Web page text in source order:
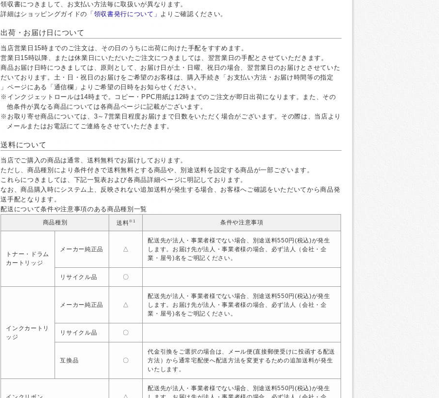
領収書につきまして、お支払い方法毎に取扱いが異なります。
詳細はショッピングガイドの 「領収書発行について」 よりご確認ください。
出荷・お届け日について
当店営業日15時までのご注文は、その日のうちに出荷に向けた手配をすすめます。
営業日15時以降、または休業日にいただいたご注文につきましては、翌営業日の手配とさせていただきます。
商品お届け日時につきましては、原則として、お届け日が土・日曜、祝日の場合、翌営業日のお届けとさせていた
だいております。土・日・祝日のお届けをご希望のお客様は、購入手続き「お支払い方法・お届け時間等の指定
」ページにある「通信欄」よりご希望の日時をお知らせください。
※インクジェットロールは14時まで。コピー・PPC用紙は12時までのご注文が即日出荷になります。また、その
他条件が異なる商品については各商品ページに記載がございます。
※お取り寄せ商品については、3～7営業日程度お届けまで日数をいただく場合がございます。その際は、当店より
メールまたはお電話にてご連絡をさせていただきます。
送料について
当店でご購入の商品は通常、送料無料でお届けしております。
ただし、商品種別により条件付きで送料無料とする商品や、別途送料を設定する商品が一部ございます。
これらにつきましては、下記一覧表および各商品詳細ページに明記しております。
なお、商品購入時にシステム上、反映されない追加送料が発生する場合、お客様へご確認をいただいてから商品発
送手配となります。
配送について条件や注意事項のある商品種別一覧
商品種別 送料※1 条件や注意事項
トナー・ドラム
カートリッジ
メーカー純正品 △
配送先が法人・事業者様でない場合、別途送料550円(税込)が発生
します。お届け先が法人・事業者様の場合、必ず法人（会社・企
業・屋号)名をご明記ください。
リサイクル品 〇
インクカートリ
ッジ
メーカー純正品 △
配送先が法人・事業者様でない場合、別途送料550円(税込)が発生
します。お届け先が法人・事業者様の場合、必ず法人（会社・企
業・屋号)名をご明記ください。
リサイクル品 〇
互換品 〇
代金引換をご選択の場合は、メール便(直接郵便受けに投函する配送
方法）から通常宅配便へ配送方法を変更するための追加送料が発生
いたします。
配送先が法人・事業者様でない場合、別途送料550円(税込)が発生